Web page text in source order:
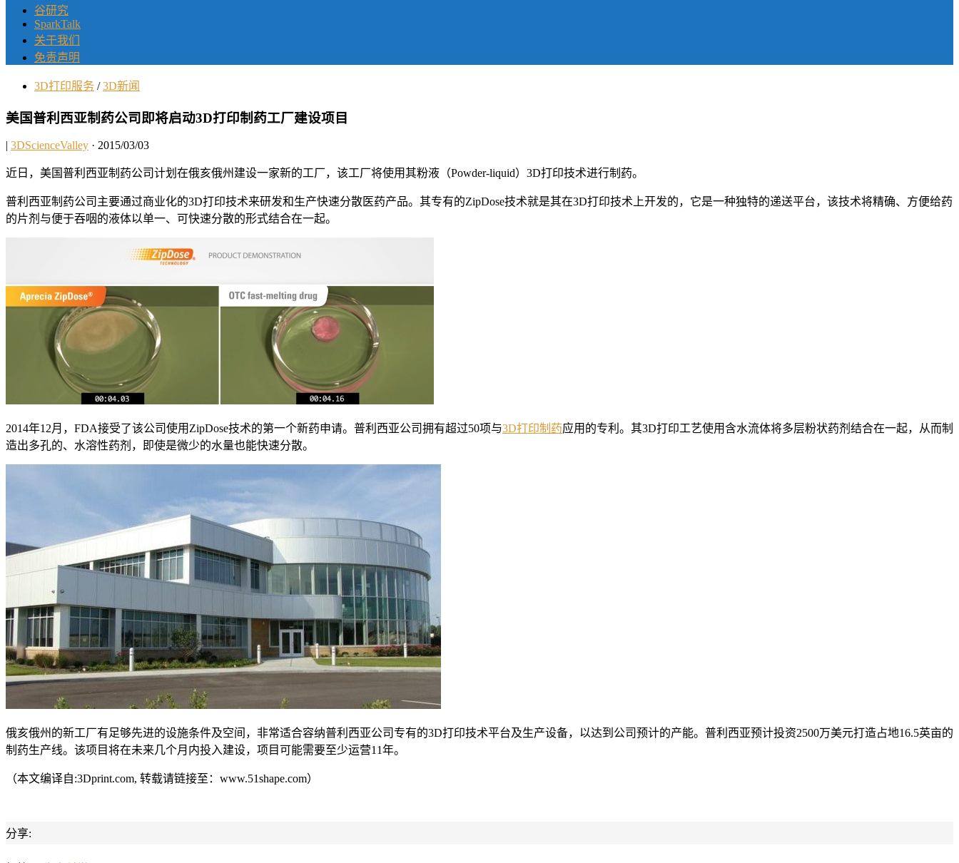
谷研究
SparkTalk
关于我们
免责声明
3D打印服务 / 3D新闻
美国普利西亚制药公司即将启动3D打印制药工厂建设项目
| 3DScienceValley · 2015/03/03
近日，美国普利西亚制药公司计划在俄亥俄州建设一家新的工厂，该工厂将使用其粉液（Powder-liquid）3D打印技术进行制药。
普利西亚制药公司主要通过商业化的3D打印技术来研发和生产快速分散医药产品。其专有的ZipDose技术就是其在3D打印技术上开发的，它是一种独特的递送平台，该技术将精确、方便给药
的片剂与便于吞咽的液体以单一、可快速分散的形式结合在一起。
2014年12月，FDA接受了该公司使用ZipDose技术的第一个新药申请。普利西亚公司拥有超过50项与3D打印制药应用的专利。其3D打印工艺使用含水流体将多层粉状药剂结合在一起，从而制
造出多孔的、水溶性药剂，即使是微少的水量也能快速分散。
俄亥俄州的新工厂有足够先进的设施条件及空间，非常适合容纳普利西亚公司专有的3D打印技术平台及生产设备，以达到公司预计的产能。普利西亚预计投资2500万美元打造占地16.5英亩的
制药生产线。该项目将在未来几个月内投入建设，项目可能需要至少运营11年。
（本文编译自:3Dprint.com, 转载请链接至：www.51shape.com）
分享: